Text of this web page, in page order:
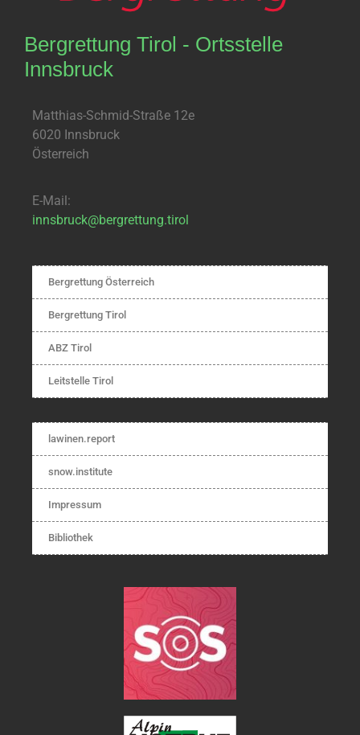
Bergrettung Tirol - Ortsstelle
Innsbruck
Matthias-Schmid-Straße 12e
6020 Innsbruck
Österreich
E-Mail:
innsbruck@bergrettung.tirol
Bergrettung Österreich
Bergrettung Tirol
ABZ Tirol
Leitstelle Tirol
lawinen.report
snow.institute
Impressum
Bibliothek